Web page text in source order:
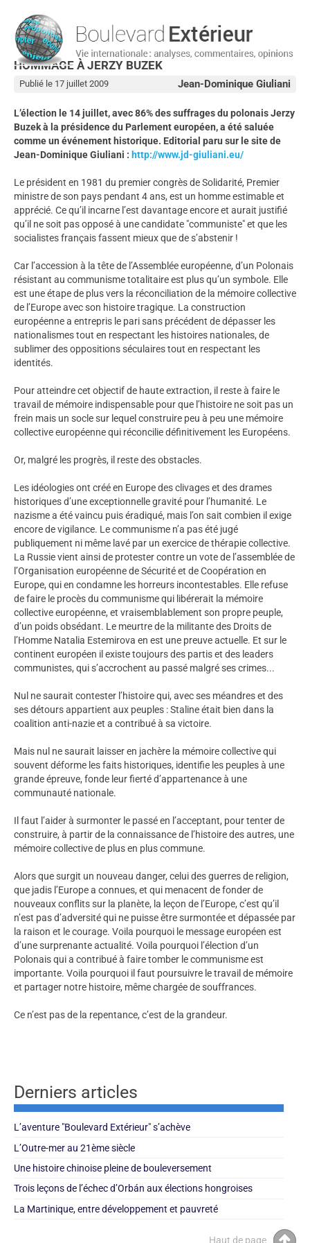
HOMMAGE À JERZY BUZEK
Jean-Dominique Giuliani
Publié le 17 juillet 2009
L’élection le 14 juillet, avec 86% des suffrages du polonais Jerzy
Buzek à la présidence du Parlement européen, a été saluée
comme un événement historique. Editorial paru sur le site de
Jean-Dominique Giuliani : http://www.jd-giuliani.eu/
Le président en 1981 du premier congrès de Solidarité, Premier
ministre de son pays pendant 4 ans, est un homme estimable et
apprécié. Ce qu’il incarne l’est davantage encore et aurait justifié
qu’il ne soit pas opposé à une candidate "communiste" et que les
socialistes français fassent mieux que de s’abstenir !
Car l’accession à la tête de l’Assemblée européenne, d’un Polonais
résistant au communisme totalitaire est plus qu’un symbole. Elle
est une étape de plus vers la réconciliation de la mémoire collective
de l’Europe avec son histoire tragique. La construction
européenne a entrepris le pari sans précédent de dépasser les
nationalismes tout en respectant les histoires nationales, de
sublimer des oppositions séculaires tout en respectant les
identités.
Pour atteindre cet objectif de haute extraction, il reste à faire le
travail de mémoire indispensable pour que l’histoire ne soit pas un
frein mais un socle sur lequel construire peu à peu une mémoire
collective européenne qui réconcilie définitivement les Européens.
Or, malgré les progrès, il reste des obstacles.
Les idéologies ont créé en Europe des clivages et des drames
historiques d’une exceptionnelle gravité pour l’humanité. Le
nazisme a été vaincu puis éradiqué, mais l’on sait combien il exige
encore de vigilance. Le communisme n’a pas été jugé
publiquement ni même lavé par un exercice de thérapie collective.
La Russie vient ainsi de protester contre un vote de l’assemblée de
l’Organisation européenne de Sécurité et de Coopération en
Europe, qui en condamne les horreurs incontestables. Elle refuse
de faire le procès du communisme qui libérerait la mémoire
collective européenne, et vraisemblablement son propre peuple,
d’un poids obsédant. Le meurtre de la militante des Droits de
l’Homme Natalia Estemirova en est une preuve actuelle. Et sur le
continent européen il existe toujours des partis et des leaders
communistes, qui s’accrochent au passé malgré ses crimes...
Nul ne saurait contester l’histoire qui, avec ses méandres et des
ses détours appartient aux peuples : Staline était bien dans la
coalition anti-nazie et a contribué à sa victoire.
Mais nul ne saurait laisser en jachère la mémoire collective qui
souvent déforme les faits historiques, identifie les peuples à une
grande épreuve, fonde leur fierté d’appartenance à une
communauté nationale.
Il faut l’aider à surmonter le passé en l’acceptant, pour tenter de
construire, à partir de la connaissance de l’histoire des autres, une
mémoire collective de plus en plus commune.
Alors que surgit un nouveau danger, celui des guerres de religion,
que jadis l’Europe a connues, et qui menacent de fonder de
nouveaux conflits sur la planète, la leçon de l’Europe, c’est qu’il
n’est pas d’adversité qui ne puisse être surmontée et dépassée par
la raison et le courage. Voila pourquoi le message européen est
d’une surprenante actualité. Voila pourquoi l’élection d’un
Polonais qui a contribué à faire tomber le communisme est
importante. Voila pourquoi il faut poursuivre le travail de mémoire
et partager notre histoire, même chargée de souffrances.
Ce n’est pas de la repentance, c’est de la grandeur.
Derniers articles
L’aventure "Boulevard Extérieur" s’achève
L’Outre-mer au 21ème siècle
Une histoire chinoise pleine de bouleversement
Trois leçons de l’échec d’Orbán aux élections hongroises
La Martinique, entre développement et pauvreté
Haut de page